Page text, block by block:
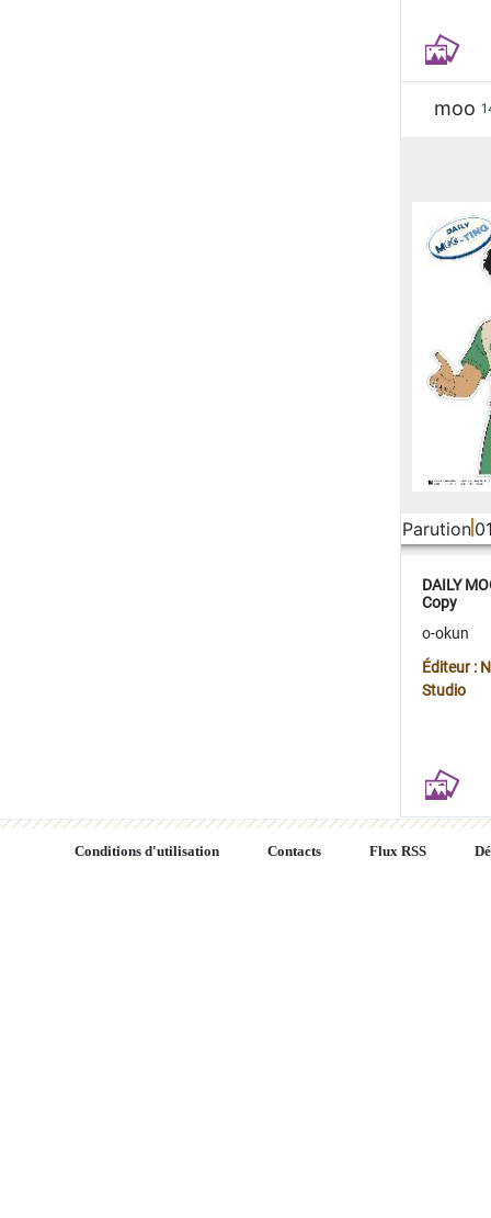
moo
Parution
DAILY
Copy
o-okun
Éditeur :
Studio
Conditions d'utilisation Contacts Flux RSS